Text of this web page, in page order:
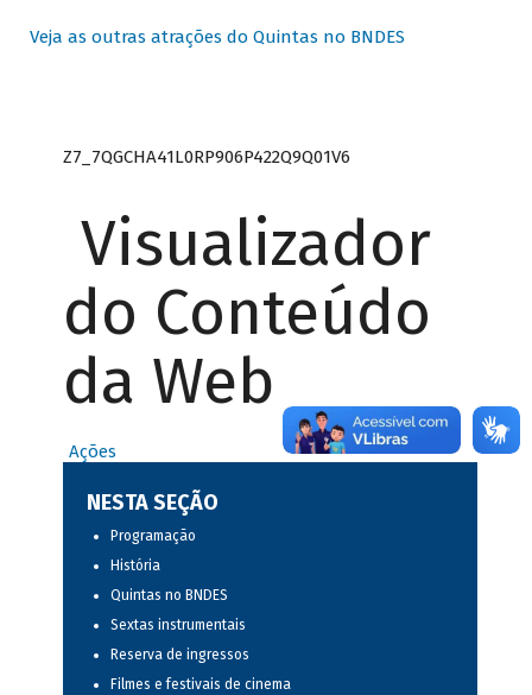
Veja as outras atrações do Quintas no BNDES
Z7_7QGCHA41L0RP906P422Q9Q01V6
Visualizador
do Conteúdo
da Web
Ações
NESTA SEÇÃO
Programação
História
Quintas no BNDES
Sextas instrumentais
Reserva de ingressos
Filmes e festivais de cinema